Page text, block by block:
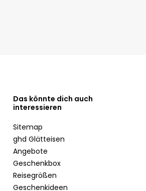
Das könnte dich auch
interessieren
Sitemap
ghd Glätteisen
Angebote
Geschenkbox
Reisegrößen
Geschenkideen